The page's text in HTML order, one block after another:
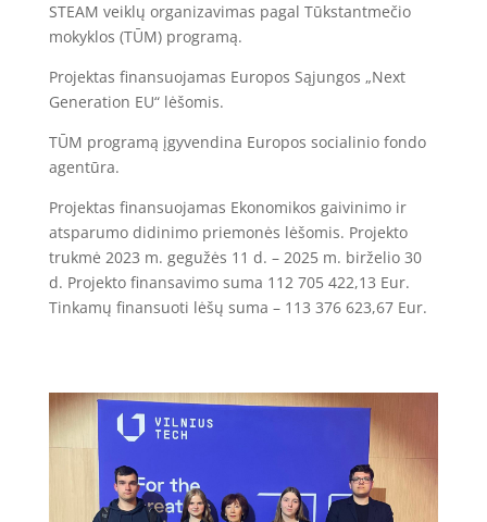
STEAM veiklų organizavimas pagal Tūkstantmečio
mokyklos (TŪM) programą.
Projektas finansuojamas Europos Sąjungos „Next
Generation EU“ lėšomis.
TŪM programą įgyvendina Europos socialinio fondo
agentūra.
Projektas finansuojamas Ekonomikos gaivinimo ir
atsparumo didinimo priemonės lėšomis. Projekto
trukmė 2023 m. gegužės 11 d. – 2025 m. birželio 30
d. Projekto finansavimo suma 112 705 422,13 Eur.
Tinkamų finansuoti lėšų suma – 113 376 623,67 Eur.